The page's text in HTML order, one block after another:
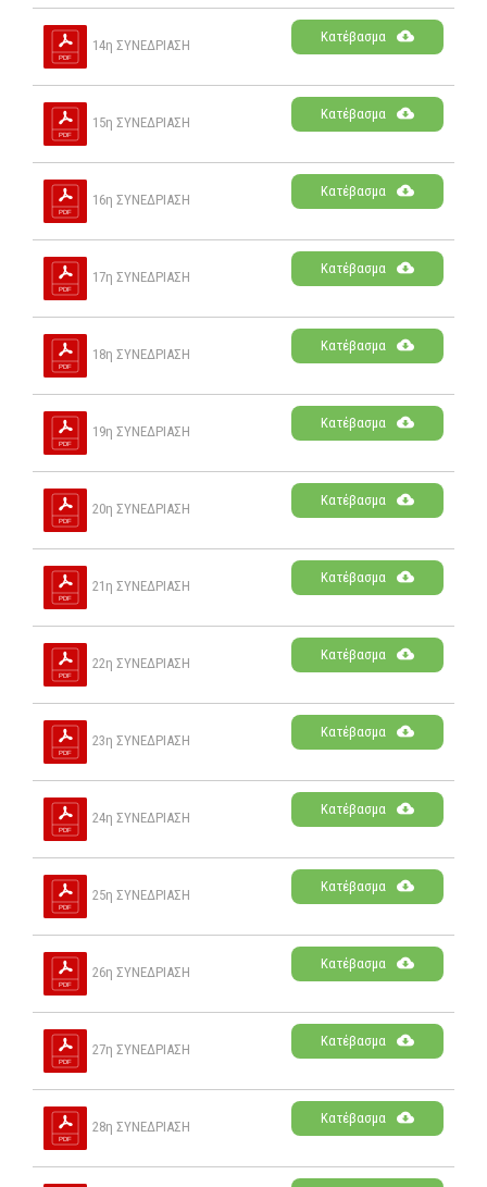
14η ΣΥΝΕΔΡΙΑΣΗ
Κατέβασμα
15η ΣΥΝΕΔΡΙΑΣΗ
Κατέβασμα
16η ΣΥΝΕΔΡΙΑΣΗ
Κατέβασμα
17η ΣΥΝΕΔΡΙΑΣΗ
Κατέβασμα
18η ΣΥΝΕΔΡΙΑΣΗ
Κατέβασμα
19η ΣΥΝΕΔΡΙΑΣΗ
Κατέβασμα
20η ΣΥΝΕΔΡΙΑΣΗ
Κατέβασμα
21η ΣΥΝΕΔΡΙΑΣΗ
Κατέβασμα
22η ΣΥΝΕΔΡΙΑΣΗ
Κατέβασμα
23η ΣΥΝΕΔΡΙΑΣΗ
Κατέβασμα
24η ΣΥΝΕΔΡΙΑΣΗ
Κατέβασμα
25η ΣΥΝΕΔΡΙΑΣΗ
Κατέβασμα
26η ΣΥΝΕΔΡΙΑΣΗ
Κατέβασμα
27η ΣΥΝΕΔΡΙΑΣΗ
Κατέβασμα
28η ΣΥΝΕΔΡΙΑΣΗ
Κατέβασμα